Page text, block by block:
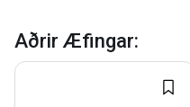
Aðrir Æfingar: